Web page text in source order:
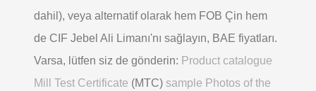
dahil), veya alternatif olarak hem FOB Çin hem
de CIF Jebel Ali Limanı'nı sağlayın, BAE fiyatları.
Varsa, lütfen siz de gönderin: Product catalogue
Mill Test Certificate (MTC) sample Photos of the